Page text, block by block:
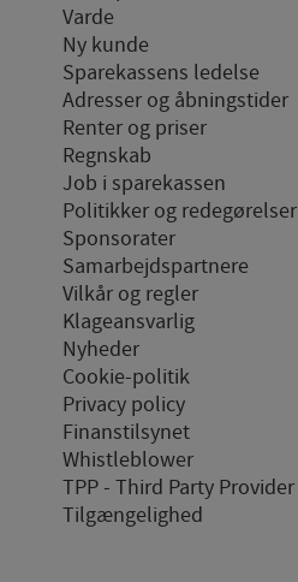
Varde
Ny kunde
Sparekassens ledelse
Adresser og åbningstider
Renter og priser
Regnskab
Job i sparekassen
Politikker og redegørelser
Sponsorater
Samarbejdspartnere
Vilkår og regler
Klageansvarlig
Nyheder
Cookie-politik
Privacy policy
Finanstilsynet
Whistleblower
TPP - Third Party Provider
Tilgængelighed